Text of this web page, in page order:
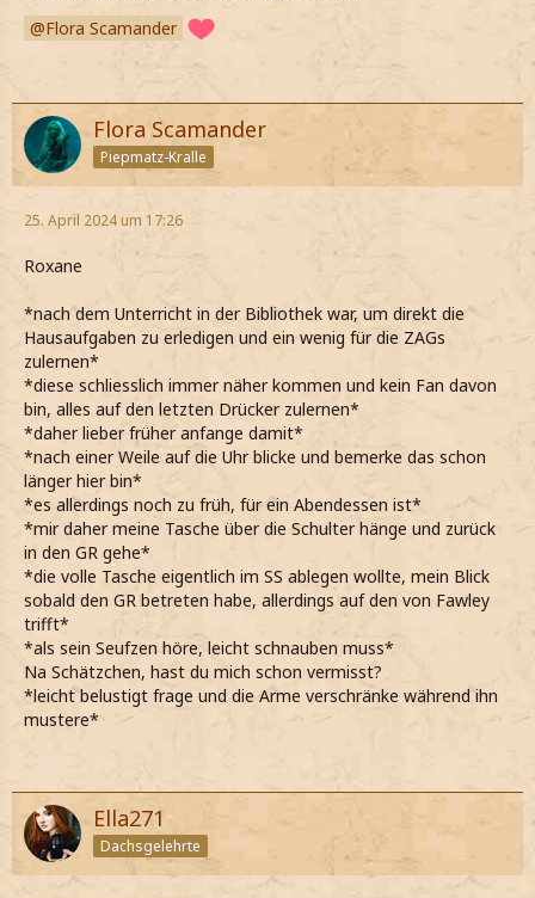
Flora Scamander
Flora Scamander
Piepmatz-Kralle
25. April 2024 um 17:26
Roxane
*nach dem Unterricht in der Bibliothek war, um direkt die
Hausaufgaben zu erledigen und ein wenig für die ZAGs
zulernen*
*diese schliesslich immer näher kommen und kein Fan davon
bin, alles auf den letzten Drücker zulernen*
*daher lieber früher anfange damit*
*nach einer Weile auf die Uhr blicke und bemerke das schon
länger hier bin*
*es allerdings noch zu früh, für ein Abendessen ist*
*mir daher meine Tasche über die Schulter hänge und zurück
in den GR gehe*
*die volle Tasche eigentlich im SS ablegen wollte, mein Blick
sobald den GR betreten habe, allerdings auf den von Fawley
trifft*
*als sein Seufzen höre, leicht schnauben muss*
Na Schätzchen, hast du mich schon vermisst?
*leicht belustigt frage und die Arme verschränke während ihn
mustere*
Ella271
Dachsgelehrte